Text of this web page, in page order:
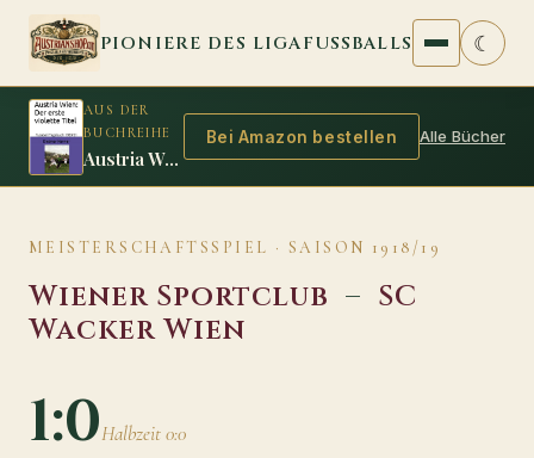
Zum Inhalt springen
PIONIERE DES LIGAFUSSBALLS ☾
AUS DER
BUCHREIHE
Austria Wien: Der erste violette Titel
Bei Amazon bestellen Alle Bücher
MEISTERSCHAFTSSPIEL · SAISON 1918/19
Wiener Sportclub – SC
Wacker Wien
1:0Halbzeit 0:0